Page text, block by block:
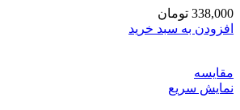
338,000 تومان
افزودن به سبد خرید
مقايسه
نمایش سریع